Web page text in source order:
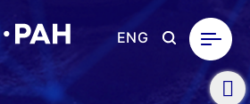
ENG